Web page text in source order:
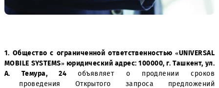
1. Общество с ограниченной ответственностью